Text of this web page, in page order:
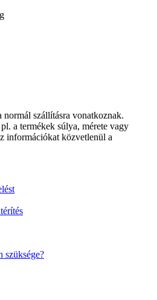
szállításra vonatkoznak.
a termékek súlya, mérete vagy
információkat közvetlenül a
szüksége?